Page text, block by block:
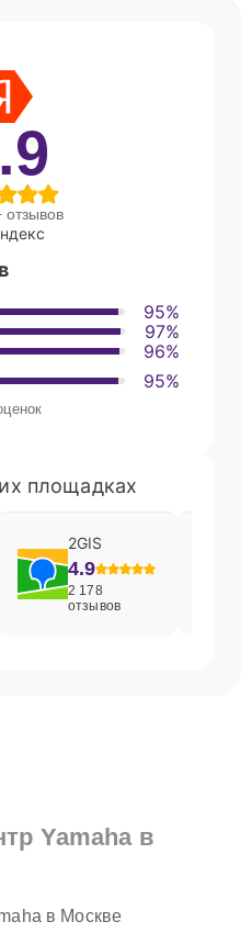
отзывов
95%
97%
96%
95%
площадках
2GIS
4.9
2 178
отзывов
Yamaha в
в Москве